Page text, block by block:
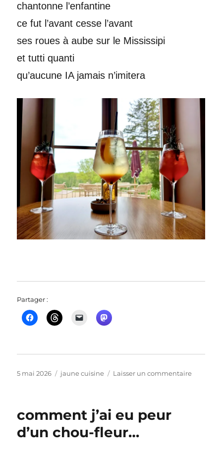
chantonne l’enfantine
ce fut l’avant cesse l’avant
ses roues à aube sur le Mississipi
et tutti quanti
qu’aucune IA jamais n’imitera
Partager :
Publié
5 mai 2026 Catégories
jaune cuisine Laisser un commentairesur
comment j’ai eu peur
d’un chou-fleur…